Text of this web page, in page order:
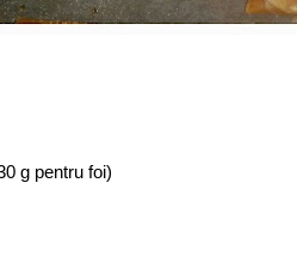
g pentru foi)